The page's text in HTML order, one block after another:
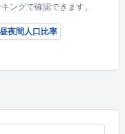
ングで確認できます。
昼夜間人口比率